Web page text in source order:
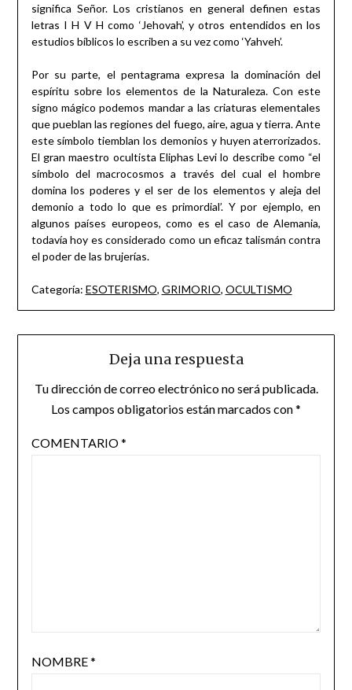
significa Señor. Los cristianos en general definen estas
letras I H V H como ‘Jehovah’, y otros entendidos en los
estudios bíblicos lo escriben a su vez como ‘Yahveh’.
Por su parte, el pentagrama expresa la dominación del
espíritu sobre los elementos de la Naturaleza. Con este
signo mágico podemos mandar a las criaturas elementales
que pueblan las regiones del fuego, aire, agua y tierra. Ante
este símbolo tiemblan los demonios y huyen aterrorizados.
El gran maestro ocultista Eliphas Levi lo describe como “el
símbolo del macrocosmos a través del cual el hombre
domina los poderes y el ser de los elementos y aleja del
demonio a todo lo que es primordial’. Y por ejemplo, en
algunos países europeos, como es el caso de Alemania,
todavía hoy es considerado como un eficaz talismán contra
el poder de las brujerías.
Categoría: ESOTERISMO, GRIMORIO, OCULTISMO
Deja una respuesta
Tu dirección de correo electrónico no será publicada.
Los campos obligatorios están marcados con*
COMENTARIO*
NOMBRE*